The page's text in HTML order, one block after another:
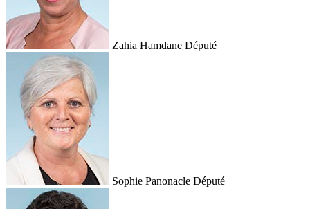
Zahia Hamdane Député
Sophie Panonacle Député